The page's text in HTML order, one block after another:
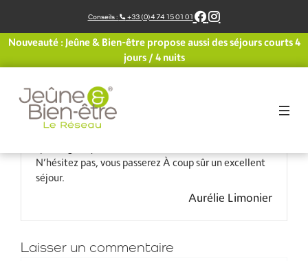
contenu
Conseils : +33 (0)4 74 15 01 01
Nouveauté : Jeûne & Bien-être propose aussi des séjours courts 4
jours / 4 nuits
Je n’aurai que des compliments à faire sur ce centre.
Monika la responsable est très présente toujours aux
petits soins, les naturopathes très professionnelles, et
j’ai découvert le yoga yin que j’ai beaucoup aimé, et
que je referai lors de mon prochain séjour.
Le lieu est confortable, très bien entretenu avec un
N’hésitez pas, vous passerez À coup sûr un excellent
séjour.
Aurélie Limonier
Laisser un commentaire